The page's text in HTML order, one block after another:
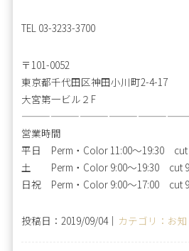
TEL 03-3233-3700
〒101-0052
東京都千代田区神田小川町2-4-17
大宮第一ビル２F
営業時間
平日 Perm・Color 11:00～19:30 cut
土 Perm・Color 9:00～19:30 cut
日祝 Perm・Color 9:00～17:00 cut
投稿日：2019/09/04｜ カテゴリ：お